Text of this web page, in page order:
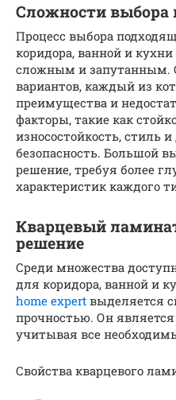
Сложности выбора
Процесс выбора
коридора, ванной и
сложным и запутанным.
вариантов, каждый из
преимущества и
факторы, такие как
износостойкость, стиль
безопасность. Большой
решение, требуя более
характеристик каждого
Кварцевый
решение
Среди множества
для коридора, ванной и
home expert выделяется
прочностью. Он
учитывая все
Свойства кварцевого